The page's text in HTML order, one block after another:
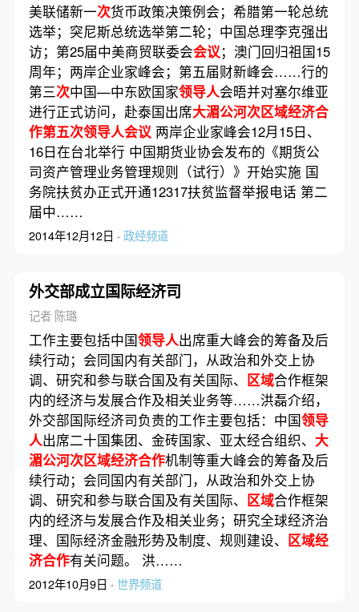
美联储新一次货币政策决策例会；希腊第一轮总统
选举；突尼斯总统选举第二轮；中国总理李克强出
访；第25届中美商贸联委会会议；澳门回归祖国15
周年；两岸企业家峰会；第五届财新峰会……行的
第三次中国—中东欧国家领导人会晤并对塞尔维亚
进行正式访问，赴泰国出席大湄公河次区域经济合
作第五次领导人会议 两岸企业家峰会12月15日、
16日在台北举行 中国期货业协会发布的《期货公
司资产管理业务管理规则（试行）》开始实施 国
务院扶贫办正式开通12317扶贫监督举报电话 第二
届中……
2014年12月12日 · 政经频道
外交部成立国际经济司
记者 陈璐
工作主要包括中国领导人出席重大峰会的筹备及后
续行动；会同国内有关部门，从政治和外交上协
调、研究和参与联合国及有关国际、 区域合作框架
内的经济与发展合作及相关业务等……洪磊介绍，
外交部国际经济司负责的工作主要包括：中国领导
人出席二十国集团、金砖国家、亚太经合组织、 大
湄公河次区域经济合作机制等重大峰会的筹备及后
续行动；会同国内有关部门，从政治和外交上协
调、研究和参与联合国及有关国际、 区域合作框架
内的经济与发展合作及相关业务；研究全球经济治
理、国际经济金融形势及制度、规则建设、 区域经
济合作有关问题。 洪……
2012年10月9日 · 世界频道